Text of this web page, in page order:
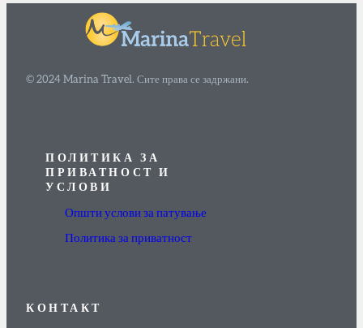
© 2024 Marina Travel. Сите права се задржани.
ПОЛИТИКА ЗА
ПРИВАТНОСТ И
УСЛОВИ
Општи услови за патување
Политика за приватност
КОНТАКТ